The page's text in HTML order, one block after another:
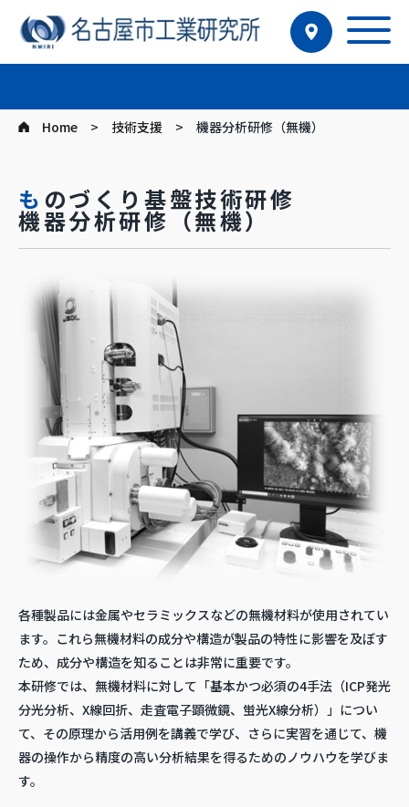
Home 技術支援 機器分析研修（無機）
ものづくり基盤技術研修
機器分析研修（無機）
各種製品には金属やセラミックスなどの無機材料が使用されてい
ます。これら無機材料の成分や構造が製品の特性に影響を及ぼす
ため、成分や構造を知ることは非常に重要です。
本研修では、無機材料に対して「基本かつ必須の4手法（ICP発光
分光分析、X線回折、走査電子顕微鏡、蛍光X線分析）」につい
て、その原理から活用例を講義で学び、さらに実習を通じて、機
器の操作から精度の高い分析結果を得るためのノウハウを学びま
す。